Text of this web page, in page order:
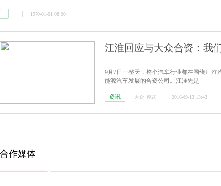
1970-01-01 08:00
江淮回应与大众合资：我
9月7日一整天，整个汽车行业都在围绕江
能源汽车发展的合资公司。江淮先是
资讯 大众 模式 2016-09-13 13:43
合作媒体